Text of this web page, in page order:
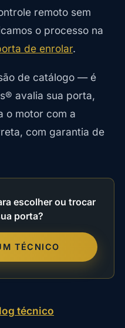
remoto sem
o processo na
de enrolar.
de catálogo — é
avalia sua porta,
o motor com a
com garantia de
escolher ou trocar
porta?
TÉCNICO
técnico